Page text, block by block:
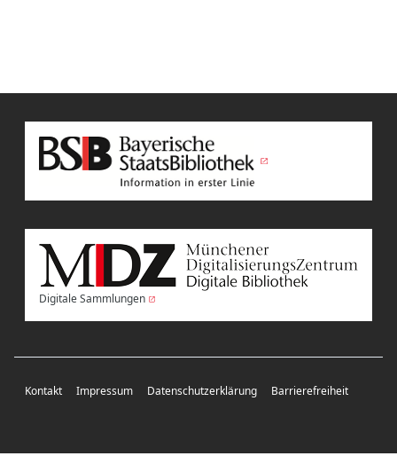
Digitale Sammlungen
Kontakt Impressum Datenschutzerklärung Barrierefreiheit